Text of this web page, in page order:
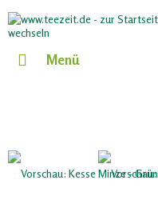
Menü